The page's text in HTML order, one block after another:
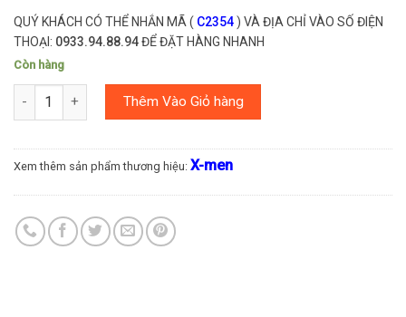
QUÝ KHÁCH CÓ THỂ NHẮN MÃ ( C2354 ) VÀ ĐỊA CHỈ VÀO SỐ ĐIỆN
THOẠI: 0933.94.88.94ĐỂ ĐẶT HÀNG NHANH
Còn hàng
Số lượng Thêm Vào Giỏ hàng
Xem thêm sản phẩm thương hiệu: X-men